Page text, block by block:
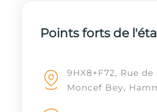
Points forts de
9HX8+F72, Rue
Moncef Bey,